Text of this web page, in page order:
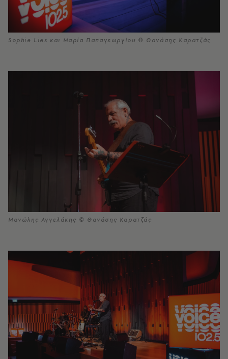
Sophie Lies και Μαρία Παπαγεωργίου © Θανάσης Καρατζάς
Μανώλης Αγγελάκης © Θανάσης Καρατζάς